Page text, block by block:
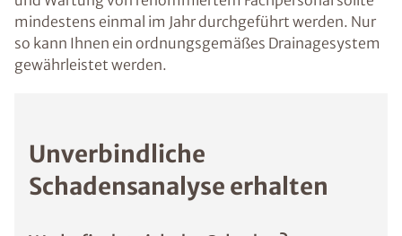
mindestens einmal im Jahr durchgeführt werden. Nur
so kann Ihnen ein ordnungsgemäßes Drainagesystem
gewährleistet werden.
Unverbindliche
Schadensanalyse erhalten